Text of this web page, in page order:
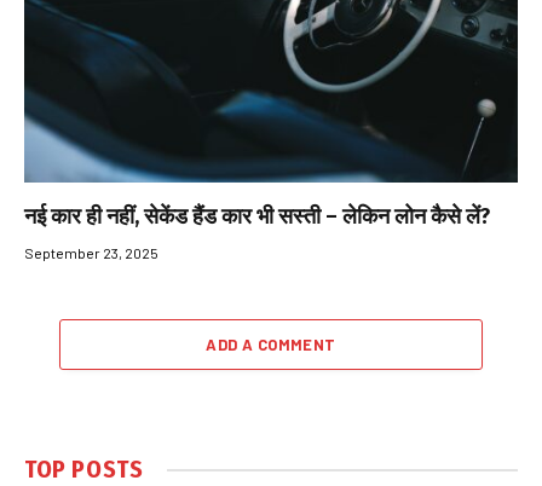
नई कार ही नहीं, सेकेंड हैंड कार भी सस्ती – लेकिन लोन कैसे लें?
September 23, 2025
ADD A COMMENT
TOP POSTS